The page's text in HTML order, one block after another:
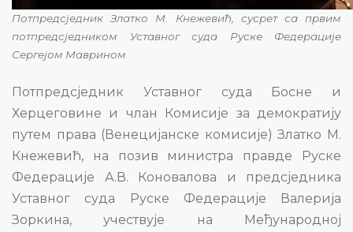
Потпредсједник Златко М. Кнежевић, сусрет са првим
потпредсједником Уставног суда Руске Федерације
Сергејом Маврином
Потпредсједник Уставног суда Босне и
Херцеговине и члан Комисије за демократију
путем права (Венецијанске комисије) Златко М.
Кнежевић, на позив министра правде Руске
Федерације А.В. Коновалова и предсједника
Уставног суда Руске Федерације Валерија
Зоркина, учествује на Међународној